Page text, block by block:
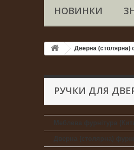
НОВИНКИ
Дверна (столярна)
РУЧКИ ДЛЯ
Меблева фурнітура
Дверна (столярна)